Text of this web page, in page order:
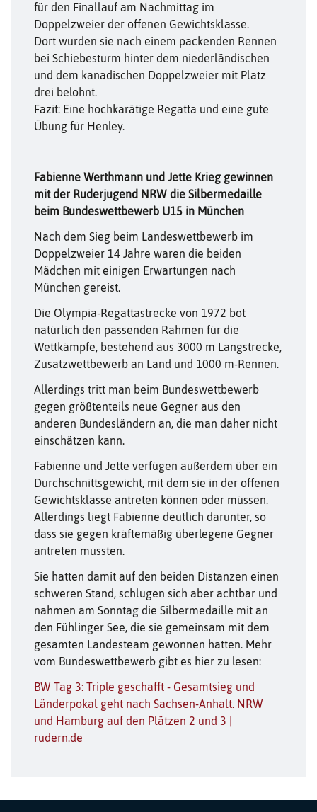
für den Finallauf am Nachmittag im
Doppelzweier der offenen Gewichtsklasse.
Dort wurden sie nach einem packenden Rennen
bei Schiebesturm hinter dem niederländischen
und dem kanadischen Doppelzweier mit Platz
drei belohnt.
Fazit: Eine hochkarätige Regatta und eine gute
Übung für Henley.
Fabienne Werthmann und Jette Krieg gewinnen
mit der Ruderjugend NRW die Silbermedaille
beim Bundeswettbewerb U15 in München
Nach dem Sieg beim Landeswettbewerb im
Doppelzweier 14 Jahre waren die beiden
Mädchen mit einigen Erwartungen nach
München gereist.
Die Olympia-Regattastrecke von 1972 bot
natürlich den passenden Rahmen für die
Wettkämpfe, bestehend aus 3000 m Langstrecke,
Zusatzwettbewerb an Land und 1000 m-Rennen.
Allerdings tritt man beim Bundeswettbewerb
gegen größtenteils neue Gegner aus den
anderen Bundesländern an, die man daher nicht
einschätzen kann.
Fabienne und Jette verfügen außerdem über ein
Durchschnittsgewicht, mit dem sie in der offenen
Gewichtsklasse antreten können oder müssen.
Allerdings liegt Fabienne deutlich darunter, so
dass sie gegen kräftemäßig überlegene Gegner
antreten mussten.
Sie hatten damit auf den beiden Distanzen einen
schweren Stand, schlugen sich aber achtbar und
nahmen am Sonntag die Silbermedaille mit an
den Fühlinger See, die sie gemeinsam mit dem
gesamten Landesteam gewonnen hatten. Mehr
vom Bundeswettbewerb gibt es hier zu lesen:
BW Tag 3: Triple geschafft - Gesamtsieg und
Länderpokal geht nach Sachsen-Anhalt. NRW
und Hamburg auf den Plätzen 2 und 3 |
rudern.de